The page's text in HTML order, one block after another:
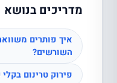
מדריכים בנושא
איך פותרים
השורשים?
פירוק טרינום